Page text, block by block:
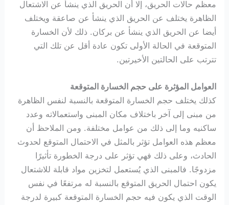
معظم حالات الحريق، إلا أن الحريق الذي ينشأ عن الاشتعال
الظاهرة يختلف عن الحريق الذي ينشأ عن صاعقة ويختلف
أيضا عن الحريق الذي ينشأ عن بركان. ذلك لأن الخسارة
المتوقعة في الحالة الأولى تكون عادة أقل عن تلك التي
تترتب على الحالتين الأخيرتين.
العوامل المؤثرة على حجم الخسارة المتوقعة
كذلك يختلف حجم الخسارة المتوقعة بالنسبة لنفس الظاهرة
من مبنى إلى آخر باختلاف مكان المبنى واستعمالاته وعدد
ساكنيه وما إلى ذلك من عوامل مختلفة. ومن الملاحظ أن
معظم هذه العوامل تؤثر بالمثل في الاحتمال المتوقع لحدوث
الحادث، وعلى ذلك فهي تؤثر على درجة الخطورة تأثيرًا
مزدوجًا. فالمبنى الذي يُستعمل لتخزين مواد قابلة للاشتعال
يكون احتمال الحريق المتوقع بالنسبة له مرتفعًا في نفس
الوقت الذي يكون فيه حجم الخسارة المتوقعة كبيرة لدرجة